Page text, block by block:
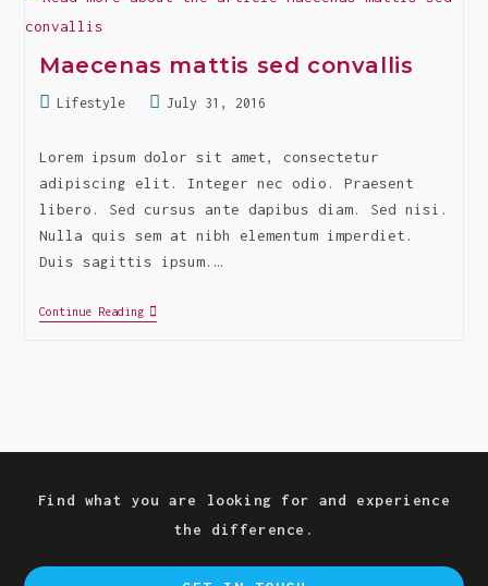
Maecenas mattis sed convallis
PostLifestyle
Post
modified:
July 31, 2016
Lorem ipsum dolor sit amet, consectetur
adipiscing elit. Integer nec odio. Praesent
libero. Sed cursus ante dapibus diam. Sed nisi.
Nulla quis sem at nibh elementum imperdiet.
Duis sagittis ipsum.…
Continue ReadingMaecenas
Sed
Find what you are looking for and experience
the difference.